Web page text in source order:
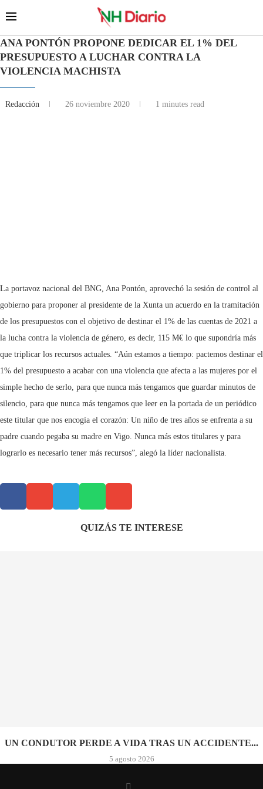
ANA PONTÓN PROPONE DEDICAR EL 1% DEL
PRESUPUESTO A LUCHAR CONTRA LA
VIOLENCIA MACHISTA
Redacción 26 noviembre 2020 1 minutes read
La portavoz nacional del BNG, Ana Pontón, aprovechó la sesión de control al
gobierno para proponer al presidente de la Xunta un acuerdo en la tramitación
de los presupuestos con el objetivo de destinar el 1% de las cuentas de 2021 a
la lucha contra la violencia de género, es decir, 115 M€ lo que supondría más
que triplicar los recursos actuales. “Aún estamos a tiempo: pactemos destinar el
1% del presupuesto a acabar con una violencia que afecta a las mujeres por el
simple hecho de serlo, para que nunca más tengamos que guardar minutos de
silencio, para que nunca más tengamos que leer en la portada de un periódico
este titular que nos encogía el corazón: Un niño de tres años se enfrenta a su
padre cuando pegaba su madre en Vigo. Nunca más estos titulares y para
lograrlo es necesario tener más recursos”, alegó la líder nacionalista.
QUIZÁS TE INTERESE
UN CONDUTOR PERDE A VIDA TRAS UN ACCIDENTE...
5 agosto 2026